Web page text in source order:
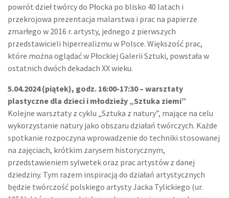
powrót dzieł twórcy do Płocka po blisko 40 latach i
przekrojowa prezentacja malarstwa i prac na papierze
zmarłego w 2016 r. artysty, jednego z pierwszych
przedstawicieli hiperrealizmu w Polsce. Większość prac,
które można oglądać w Płockiej Galerii Sztuki, powstała w
ostatnich dwóch dekadach XX wieku.
5.04.2024 (piątek), godz. 16:00-17:30 – warsztaty
plastyczne dla dzieci i młodzieży „Sztuka ziemi”
Kolejne warsztaty z cyklu „Sztuka z natury”, mające na celu
wykorzystanie natury jako obszaru działań twórczych. Każde
spotkanie rozpoczyna wprowadzenie do techniki stosowanej
na zajęciach, krótkim zarysem historycznym,
przedstawieniem sylwetek oraz prac artystów z danej
dziedziny. Tym razem inspiracją do działań artystycznych
będzie twórczość polskiego artysty Jacka Tylickiego (ur.